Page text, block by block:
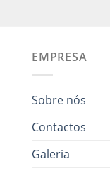
EMPRESA
Sobre nós
Contactos
Galeria